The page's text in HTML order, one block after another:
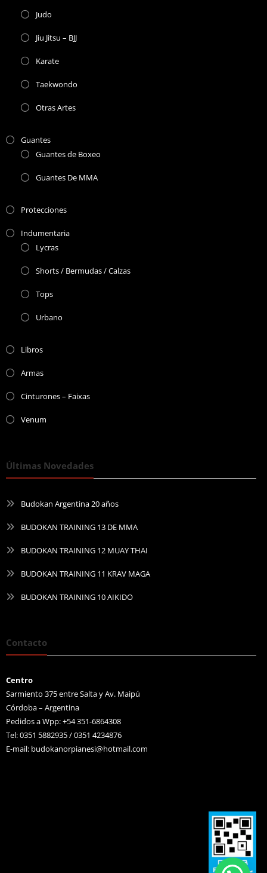
Judo
Jiu Jitsu – BJJ
Karate
Taekwondo
Otras Artes
Guantes
Guantes de Boxeo
Guantes De MMA
Protecciones
Indumentaria
Lycras
Shorts / Bermudas / Calzas
Tops
Urbano
Libros
Armas
Cinturones – Faixas
Venum
Últimas Novedades
Budokan Argentina 20 años
BUDOKAN TRAINING 13 DE MMA
BUDOKAN TRAINING 12 MUAY THAI
BUDOKAN TRAINING 11 KRAV MAGA
BUDOKAN TRAINING 10 AIKIDO
Contacto
Centro
Sarmiento 375 entre Salta y Av. Maipú
Córdoba – Argentina
Pedidos a Wpp: +54 351-6864308
Tel: 0351 5882935 / 0351 4234876
E-mail: budokanorpianesi@hotmail.com